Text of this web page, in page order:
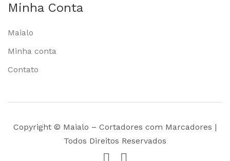
Minha Conta
Maialo
Minha conta
Contato
Copyright © Maialo – Cortadores com Marcadores |
Todos Direitos Reservados